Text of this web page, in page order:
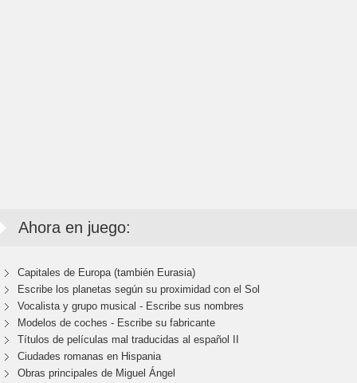
Ahora en juego:
Capitales de Europa (también Eurasia)
Escribe los planetas según su proximidad con el Sol
Vocalista y grupo musical - Escribe sus nombres
Modelos de coches - Escribe su fabricante
Títulos de películas mal traducidas al español II
Ciudades romanas en Hispania
Obras principales de Miguel Ángel